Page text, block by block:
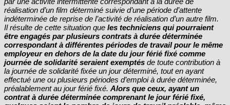
réalisation d’un film déterminé suivie d’une période d’attente
indéterminée de reprise de l’activité de réalisation d’un autre film.
Il résulte de cette situation que les techniciens qui pourraient
être engagés par plusieurs contrats à durée déterminée
correspondant à différentes périodes de travail pour le même
employeur en dehors de la date du jour férié fixé comme
journée de solidarité seraient exemptés de toute contribution à
la journée de solidarité fixée un jour déterminé, tout en ayant
effectué une ou plusieurs périodes d’emploi à durée déterminée,
préalablement au jour férié fixé. Alors que ceux, ayant un
contrat à durée déterminée comprenant le jour férié fixé,